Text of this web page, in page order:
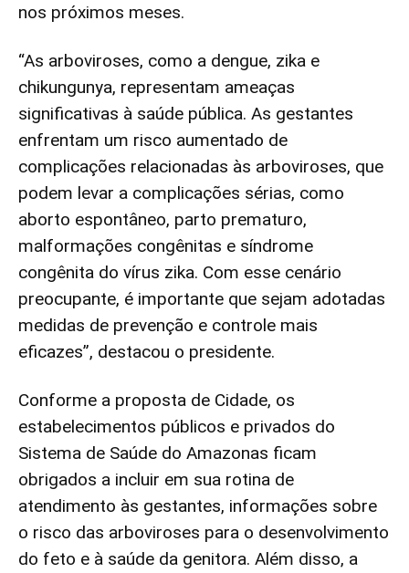
nos próximos meses.
“As arboviroses, como a dengue, zika e
chikungunya, representam ameaças
significativas à saúde pública. As gestantes
enfrentam um risco aumentado de
complicações relacionadas às arboviroses, que
podem levar a complicações sérias, como
aborto espontâneo, parto prematuro,
malformações congênitas e síndrome
congênita do vírus zika. Com esse cenário
preocupante, é importante que sejam adotadas
medidas de prevenção e controle mais
eficazes”, destacou o presidente.
Conforme a proposta de Cidade, os
estabelecimentos públicos e privados do
Sistema de Saúde do Amazonas ficam
obrigados a incluir em sua rotina de
atendimento às gestantes, informações sobre
o risco das arboviroses para o desenvolvimento
do feto e à saúde da genitora. Além disso, a